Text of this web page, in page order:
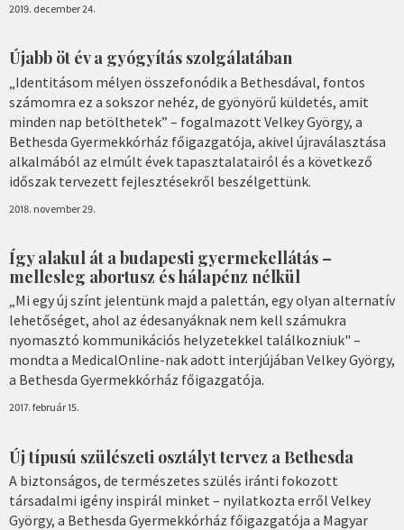
2019. december 24.
Újabb öt év a gyógyítás szolgálatában
„Identitásom mélyen összefonódik a Bethesdával, fontos
számomra ez a sokszor nehéz, de gyönyörű küldetés, amit
minden nap betölthetek” – fogalmazott Velkey György, a
Bethesda Gyermekkórház főigazgatója, akivel újraválasztása
alkalmából az elmúlt évek tapasztalatairól és a következő
időszak tervezett fejlesztésekről beszélgettünk.
2018. november 29.
Így alakul át a budapesti gyermekellátás –
mellesleg abortusz és hálapénz nélkül
„Mi egy új színt jelentünk majd a palettán, egy olyan alternatív
lehetőséget, ahol az édesanyáknak nem kell számukra
nyomasztó kommunikációs helyzetekkel találkozniuk" –
mondta a MedicalOnline-nak adott interjújában Velkey György,
a Bethesda Gyermekkórház főigazgatója.
2017. február 15.
Új típusú szülészeti osztályt tervez a Bethesda
A biztonságos, de természetes szülés iránti fokozott
társadalmi igény inspirál minket – nyilatkozta erről Velkey
György, a Bethesda Gyermekkórház főigazgatója a Magyar